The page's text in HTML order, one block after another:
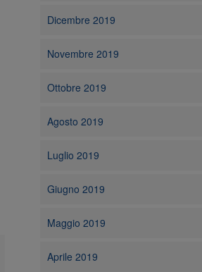
Dicembre 2019
Novembre 2019
Ottobre 2019
Agosto 2019
Luglio 2019
Giugno 2019
Maggio 2019
Aprile 2019